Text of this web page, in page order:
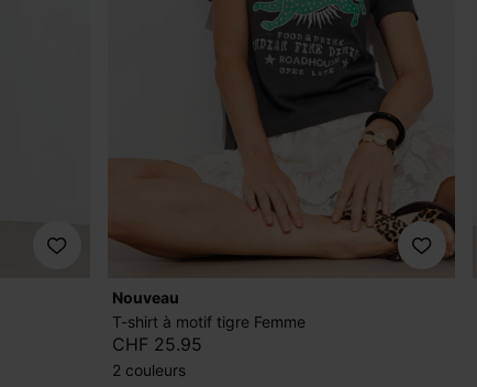
nouveau
T-shirt à motif tigre Femme
CHF 25.95
2 couleurs